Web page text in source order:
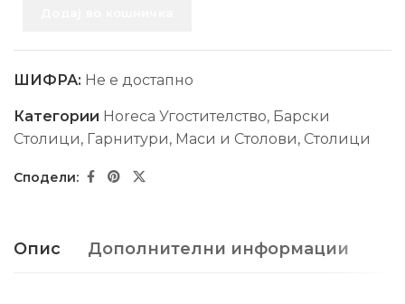
ШИФРА: Не е достапно
Категории Horeca Угостителство, Барски
Столици, Гарнитури, Маси и Столови, Столици
Опис Дополнителни информации